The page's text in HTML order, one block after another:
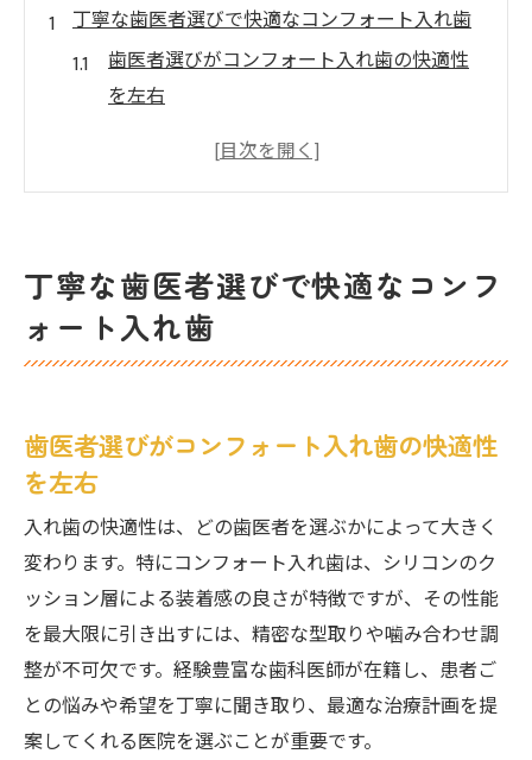
丁寧な歯医者選びで快適なコンフォート入れ歯
歯医者選びがコンフォート入れ歯の快適性
を左右
南柏エリアの歯医者おすすめポイント解説
し
コンフォート入れ歯の魅力と機能性に迫る
歯医者が教えるコンフォート入れ歯の魅力
コンフォート入れ歯の優れた装着感とは
歯茎に優しい素材が快適性を実現
安心して任せられる歯医者が求める快適な生活
安心できる歯医者で快適な生活を実現
歯医者と共に叶える快適な日常の秘訣
入れ歯の悩みを解消する歯医者のサポート
コンフォート歯科医院選びと安心感の関係
丁寧な歯医者選びで快適なコンフ
ォート入れ歯
歯医者選びがコンフォート入れ歯の快適性
を左右
入れ歯の快適性は、どの歯医者を選ぶかによって大きく
変わります。特にコンフォート入れ歯は、シリコンのク
ッション層による装着感の良さが特徴ですが、その性能
を最大限に引き出すには、精密な型取りや噛み合わせ調
整が不可欠です。経験豊富な歯科医師が在籍し、患者ご
との悩みや希望を丁寧に聞き取り、最適な治療計画を提
案してくれる医院を選ぶことが重要です。